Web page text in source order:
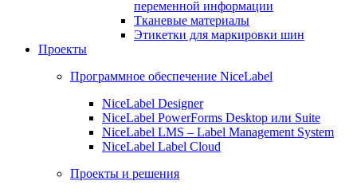
переменной информации
Тканевые материалы
Этикетки для маркировки шин
Проекты
Программное обеспечение NiceLabel
NiceLabel Designer
NiceLabel PowerForms Desktop или Suite
NiceLabel LMS – Label Management System
NiceLabel Label Cloud
Проекты и решения